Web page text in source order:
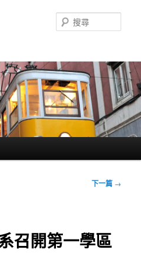
尋
下一篇 →
召開第一學區